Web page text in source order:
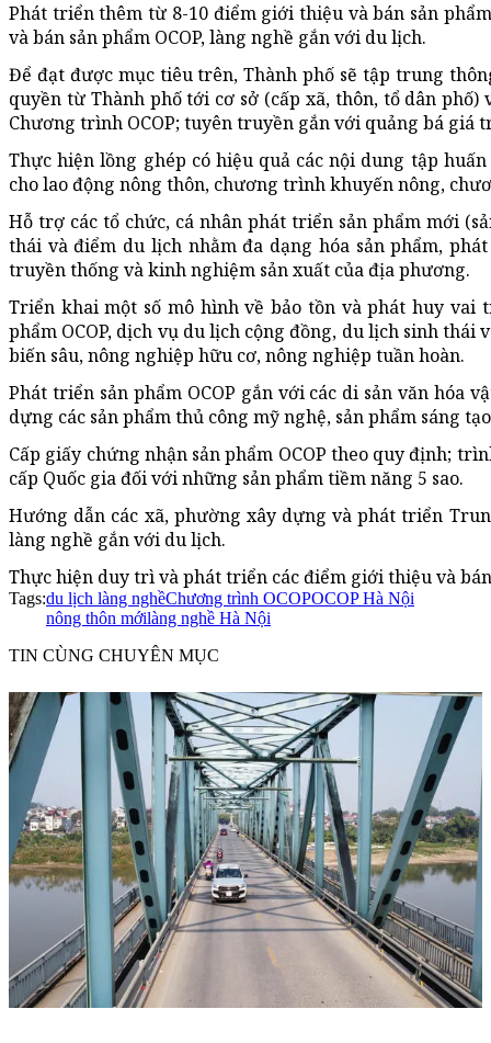
Phát triển thêm từ 8-10 điểm giới thiệu và bán sản
và bán sản phẩm OCOP, làng nghề gắn với du lịch.
Để đạt được mục tiêu trên, Thành phố sẽ tập trung
quyền từ Thành phố tới cơ sở (cấp xã, thôn, tổ dân
Chương trình OCOP; tuyên truyền gắn với quảng bá
Thực hiện lồng ghép có hiệu quả các nội dung tập
cho lao động nông thôn, chương trình khuyến nông,
Hỗ trợ các tổ chức, cá nhân phát triển sản phẩm mới
thái và điểm du lịch nhằm đa dạng hóa sản phẩm,
truyền thống và kinh nghiệm sản xuất của địa phương.
Triển khai một số mô hình về bảo tồn và phát huy
phẩm OCOP, dịch vụ du lịch cộng đồng, du lịch sinh
biến sâu, nông nghiệp hữu cơ, nông nghiệp tuần hoàn.
Phát triển sản phẩm OCOP gắn với các di sản văn hóa
dựng các sản phẩm thủ công mỹ nghệ, sản phẩm sáng
Cấp giấy chứng nhận sản phẩm OCOP theo quy định;
cấp Quốc gia đối với những sản phẩm tiềm năng 5 sao.
Hướng dẫn các xã, phường xây dựng và phát triển
làng nghề gắn với du lịch.
Thực hiện duy trì và phát triển các điểm giới thiệu và
Tags:du lịch làng nghềChương trình OCOPOCOP Hà Nội
nông thôn mớilàng nghề Hà Nội
TIN CÙNG CHUYÊN MỤC